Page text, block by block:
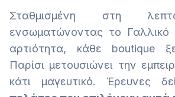
Σταθμισμένη στη
ενσωματώνοντας το Γαλλικό
αρτιότητα, κάθε boutique
Παρίσι μετουσιώνει την
κάτι μαγευτικό. Έρευνες